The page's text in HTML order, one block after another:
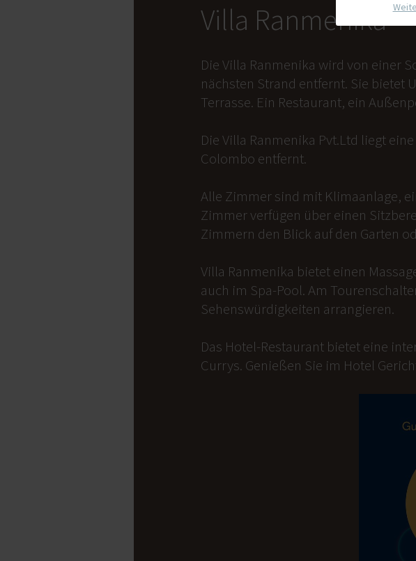
Villa Ranmenika
Die Villa Ranmenika wird von einer
nächsten Strand entfernt. Sie bietet
Terrasse. Ein Restaurant, ein
Die Villa Ranmenika Pvt.Ltd liegt
Colombo entfernt.
Alle Zimmer sind mit Klimaanlage,
Zimmer verfügen über einen
Zimmern den Blick auf den Garten
Villa Ranmenika bietet einen
auch im Spa-Pool. Am
Sehenswürdigkeiten arrangieren.
Das Hotel-Restaurant bietet eine
Currys. Genießen Sie im Hotel